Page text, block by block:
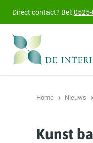
Direct contact? Bel:
Home Nieuws
Kunst